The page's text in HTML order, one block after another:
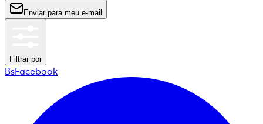
Enviar para meu e-mail
Filtrar por
BsFacebook